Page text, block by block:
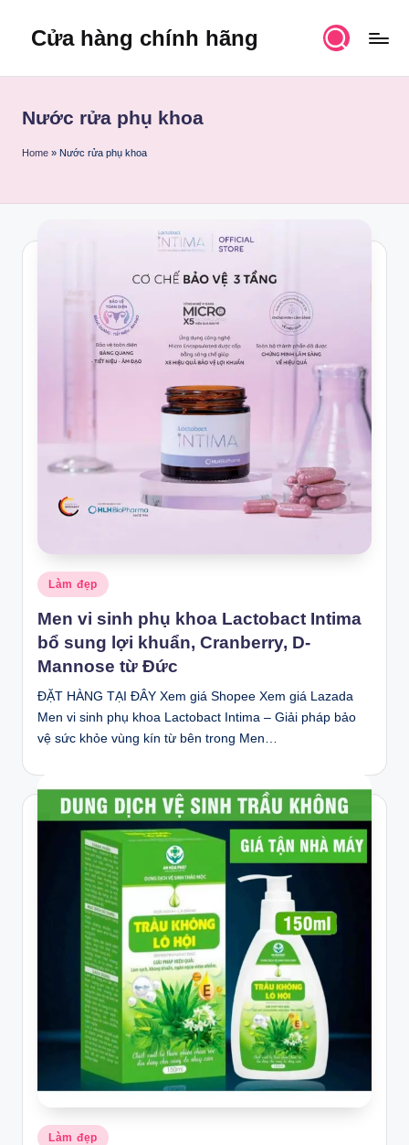
Cửa hàng chính hãng
Nước rửa phụ khoa
Home » Nước rửa phụ khoa
Posted
in
Làm đẹp
Men vi sinh phụ khoa Lactobact Intima
bổ sung lợi khuẩn, Cranberry, D-
Mannose từ Đức
ĐẶT HÀNG TẠI ĐÂY Xem giá Shopee Xem giá Lazada
Men vi sinh phụ khoa Lactobact Intima – Giải pháp bảo
vệ sức khỏe vùng kín từ bên trong Men…
Posted
Làm đẹp